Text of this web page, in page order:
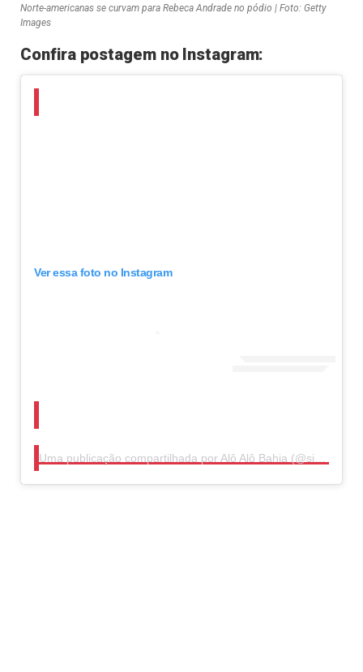
Norte-americanas se curvam para Rebeca Andrade no pódio | Foto: Getty
Images
Confira postagem no Instagram:
Ver essa foto no Instagram
Uma publicação compartilhada por Alô Alô Bahia (@sitealoalobahia)